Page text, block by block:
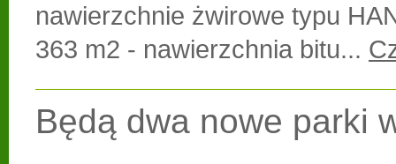
nawierzchnie żwirowe typu
363 m2 - nawierzchnia bitu...
Będą dwa nowe parki